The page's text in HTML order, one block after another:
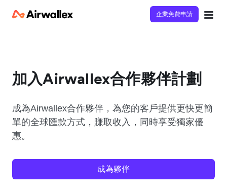
企業免費申請
加入Airwallex合作夥伴計劃
成為Airwallex合作夥伴，為您的客戶提供更快更簡
單的全球匯款方式，賺取收入，同時享受獨家優
惠。
成為夥伴